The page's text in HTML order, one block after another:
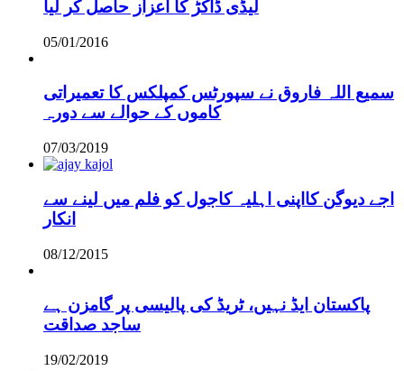
لیڈی ڈاکڑ کا اعزاز حاصل کر لیا
05/01/2016
سمیع اللہ فاروق نے سپورٹس کمپلکس کا تعمیراتی
کاموں کے حوالے سے دورہ
07/03/2019
اجے دیوگن کااپنی اہلیہ کاجول کو فلم میں لینے سے
انکار
08/12/2015
پاکستان ایڈ نہیں، ٹریڈ کی پالیسی پر گامزن ہے
ساجد صداقت
19/02/2019